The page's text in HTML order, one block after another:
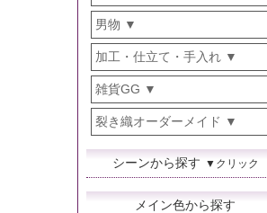
男物
加工・仕立て・手入れ
雑貨GG
裂き織オーダーメイド
シーンから探す ▼クリック
メイン色から探す